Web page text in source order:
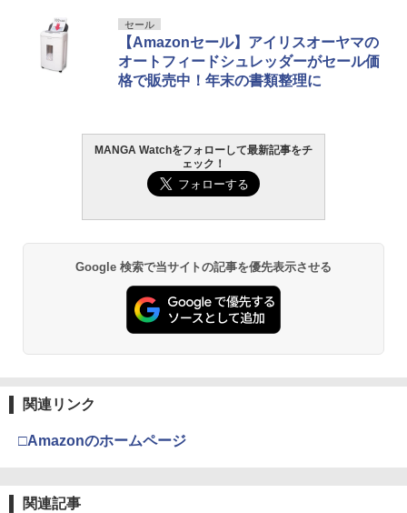
セール
【Amazonセール】アイリスオーヤマの
オートフィードシュレッダーがセール価
格で販売中！年末の書類整理に
MANGA Watchをフォローして最新記事をチ
ェック！
Google 検索で当サイトの記事を優先表示させる
関連リンク
□Amazonのホームページ
関連記事